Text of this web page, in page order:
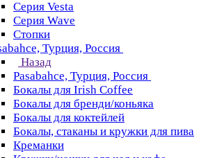
Серия Vesta
Серия Wave
Стопки
Турция, Россия
Назад
Pasabahce, Турция, Россия
Бокалы для Irish Coffee
Бокалы для бренди/коньяка
Бокалы для коктейлей
Бокалы, стаканы и кружки для пива
Креманки